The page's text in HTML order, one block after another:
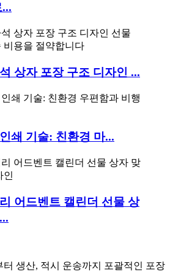
상자 포장 구조 디자인 ...
쇄 기술: 친환경 마...
어드벤트 캘린더 선물 상
생산, 적시 운송까지 포괄적인 포장